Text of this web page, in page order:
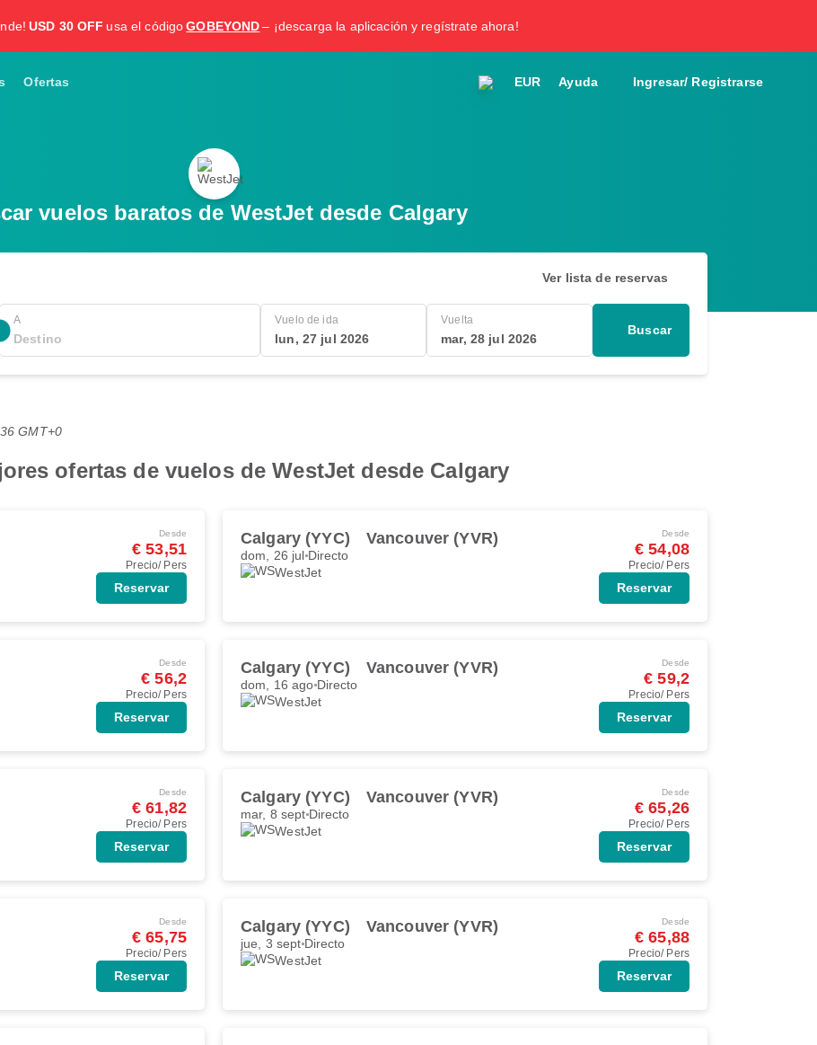
USD 30 OFF usa el código GOBEYOND – ¡descarga la aplicación y regístrate ahora!
Ofertas EUR Ayuda Ingresar/ Registrarse
vuelos baratos de WestJet desde Calgary
Ver lista de reservas
A Vuelo de ida
lun, 27 jul 2026
Vuelta
mar, 28 jul 2026
Buscar
GMT+0
ofertas de vuelos de WestJet desde Calgary
Desde
€ 53,51
Precio/ Pers
Reservar
Calgary (YYC) Vancouver (YVR)
dom, 26 jul Directo
WestJet
Desde
€ 54,08
Precio/ Pers
Reservar
Desde
€ 56,2
Precio/ Pers
Reservar
Calgary (YYC) Vancouver (YVR)
dom, 16 ago Directo
WestJet
Desde
€ 59,2
Precio/ Pers
Reservar
Desde
€ 61,82
Precio/ Pers
Reservar
Calgary (YYC) Vancouver (YVR)
mar, 8 sept Directo
WestJet
Desde
€ 65,26
Precio/ Pers
Reservar
Desde
€ 65,75
Precio/ Pers
Reservar
Calgary (YYC) Vancouver (YVR)
jue, 3 sept Directo
WestJet
Desde
€ 65,88
Precio/ Pers
Reservar